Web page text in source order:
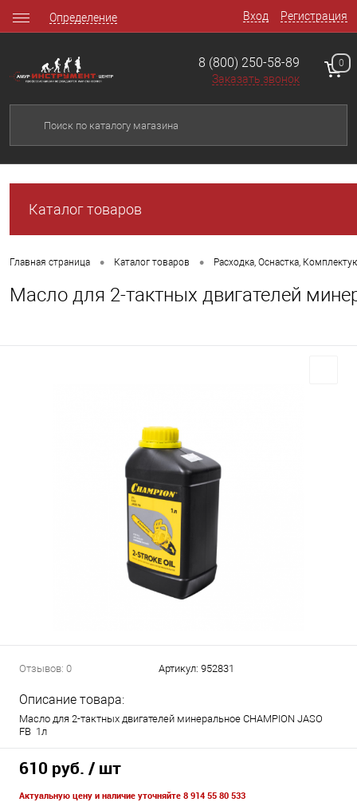
Вход Регистрация
Определение
8 (800) 250-58-89
Заказать звонок
0
Каталог товаров
Главная страница • Каталог товаров • Расходка, Оснастка,
Масло для 2-тактных двигателей
Отзывов: 0 Артикул: 952831
Описание товара:
Масло для 2-тактных двигателей минеральное CHAMPION JASO
FB 1л
610 руб. / шт
Актуальную цену и наличие уточняйте 8 914 55 80 533